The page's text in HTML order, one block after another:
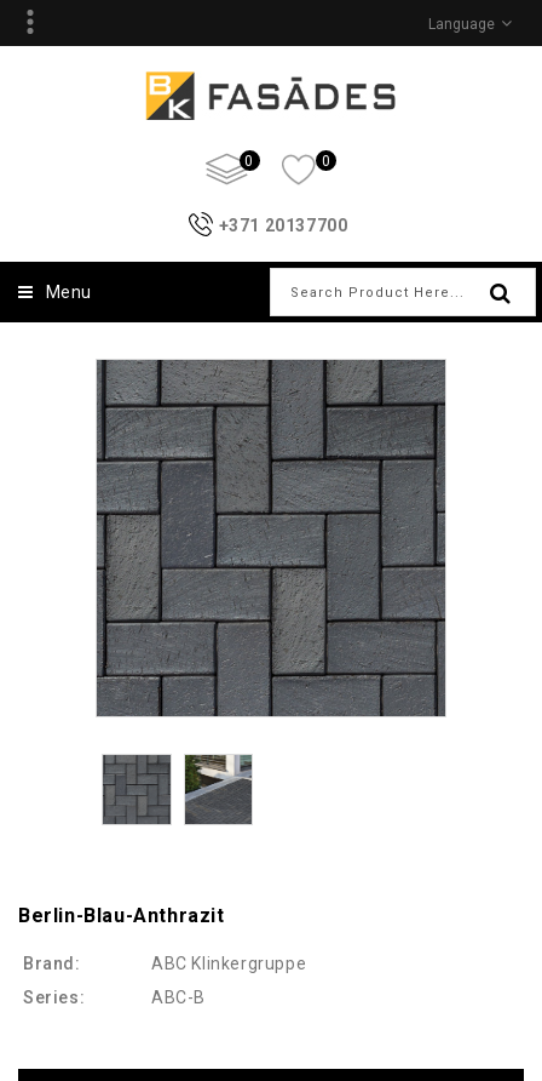
Language
0 0
+371 20137700
Menu
Berlin-Blau-Anthrazit
Brand:
ABC Klinkergruppe
Series:
ABC-B